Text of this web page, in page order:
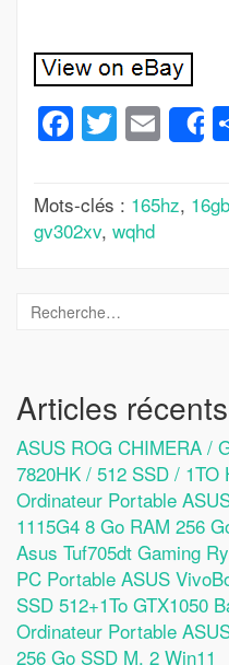
Facebook
Twitter
Mots-clés : 165hz, 16gb
gv302xv, wqhd
Articles récents
ASUS ROG CHIMERA /
7820HK / 512 SSD / 1TO
Ordinateur Portable
1115G4 8 Go RAM 256
Asus Tuf705dt Gaming
PC Portable ASUS
SSD 512+1To GTX1050
Ordinateur Portable
256 Go SSD M. 2 Win11